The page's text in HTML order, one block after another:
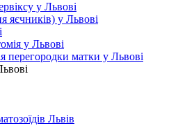
у Львові
яєчників) у Львові
у Львові
перегородки матки у Львові
Львів